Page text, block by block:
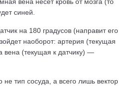
синей.
на 180 градусов (направит его
наоборот: артерия (текущая
вена (текущая к датчику) —
тип сосуда, а всего лишь вектор